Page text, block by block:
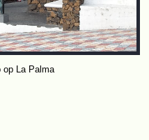
op La Palma